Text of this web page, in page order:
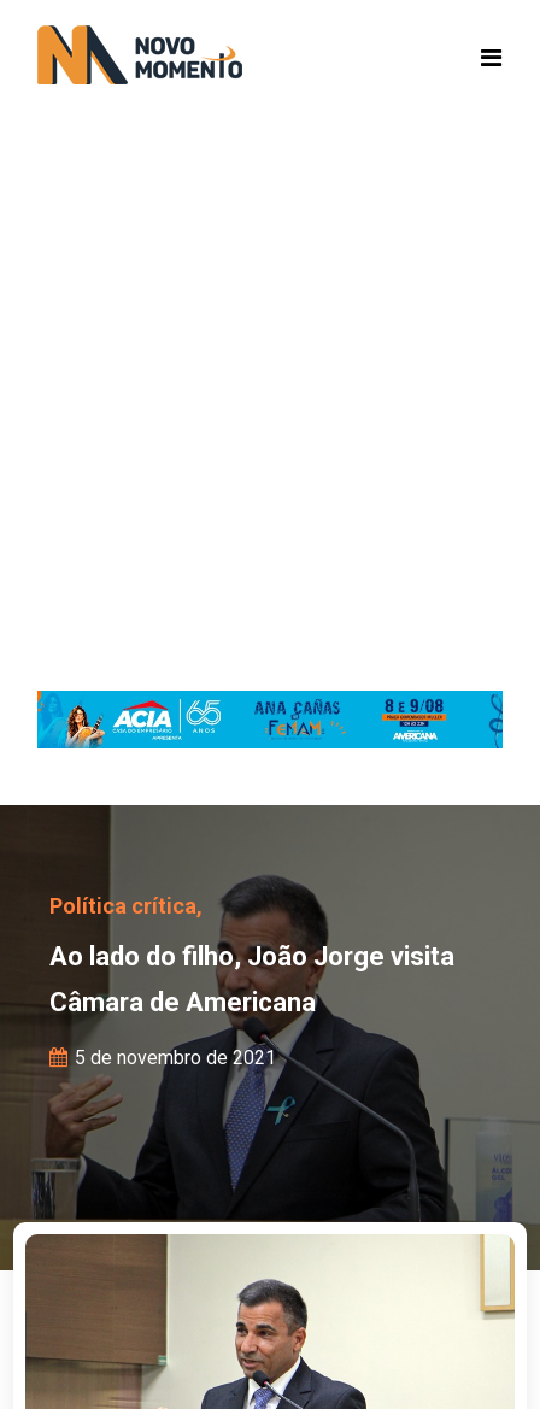
Política crítica,
Ao lado do filho, João Jorge visita
Câmara de Americana
5 de novembro de 2021